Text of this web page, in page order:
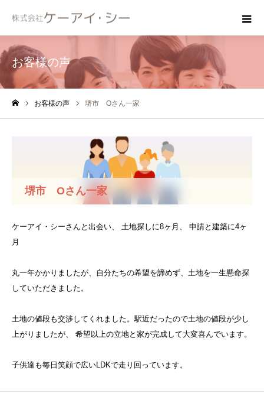
お客様の声
お客様の声 堺市 Oさん一家
堺市 Oさん一家
ケーアイ・シーさんと出会い、 土地探しに8ヶ月、 申請と建築に4ヶ
月
丸一年かかりましたが、自分たちの希望を諦めず、土地を一生懸命探
していただきました。
土地の値段も交渉してくれました。駅近だったので土地の値段が少し
上がりましたが、 希望以上の立地と家が完成して大変喜んでいます。
子供達も毎日笑顔で広いLDKで走り回っています。